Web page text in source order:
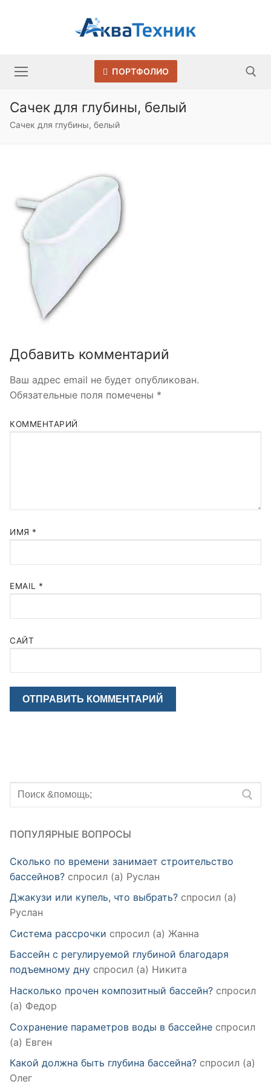
ПОРТФОЛИО
Сачек для глубины, белый
Сачек для глубины, белый
Добавить комментарий
Ваш адрес email не будет опубликован.
Обязательные поля помечены *
КОММЕНТАРИЙ
ИМЯ *
EMAIL *
САЙТ
Искать:
ПОПУЛЯРНЫЕ ВОПРОСЫ
Сколько по времени занимает строительство
бассейнов? спросил (а) Руслан
Джакузи или купель, что выбрать? спросил (а)
Руслан
Система рассрочки спросил (а) Жанна
Бассейн с регулируемой глубиной благодаря
подъемному дну спросил (а) Никита
Насколько прочен композитный бассейн? спросил
(а) Федор
Сохранение параметров воды в бассейне спросил
(а) Евген
Какой должна быть глубина бассейна? спросил (а)
Олег